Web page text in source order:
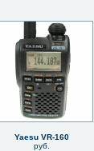
Yaesu VR-160
руб.